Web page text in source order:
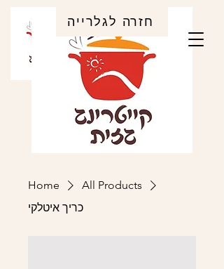
חזרה לגלרייה
Home
All Products
כריך איטלקי